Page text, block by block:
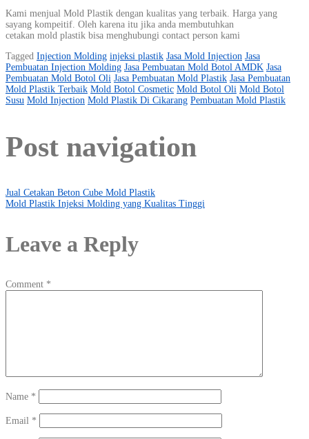
Kami menjual Mold Plastik dengan kualitas yang terbaik. Harga yang
sayang kompeitif. Oleh karena itu jika anda membutuhkan
cetakan mold plastik bisa menghubungi contact person kami
Tagged Injection Molding injeksi plastik Jasa Mold Injection Jasa
Pembuatan Injection Molding Jasa Pembuatan Mold Botol AMDK Jasa
Pembuatan Mold Botol Oli Jasa Pembuatan Mold Plastik Jasa Pembuatan
Mold Plastik Terbaik Mold Botol Cosmetic Mold Botol Oli Mold Botol
Susu Mold Injection Mold Plastik Di Cikarang Pembuatan Mold Plastik
Post navigation
Jual Cetakan Beton Cube Mold Plastik
Mold Plastik Injeksi Molding yang Kualitas Tinggi
Leave a Reply
Comment *
Name *
Email *